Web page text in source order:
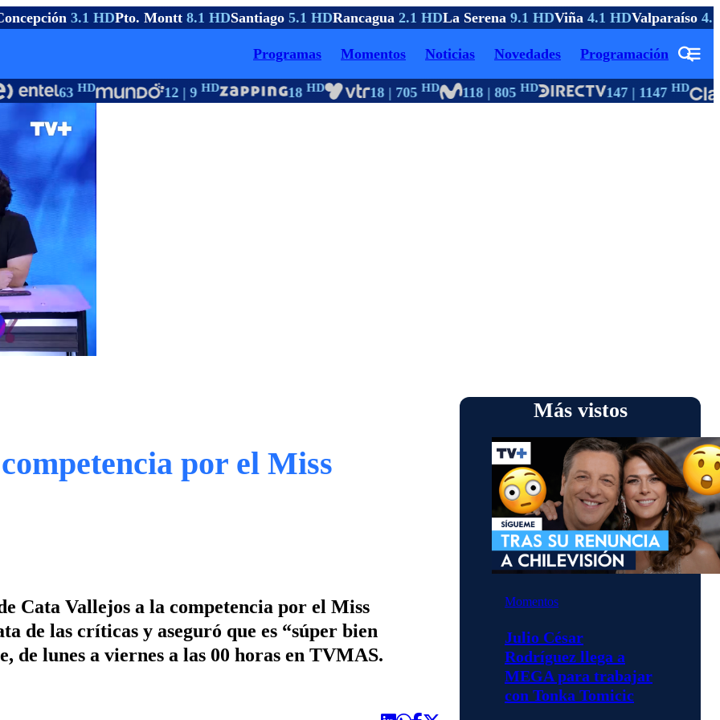
3.1 HDPto. Montt8.1 HDSantiago5.1 HDRancagua2.1 HDLa Serena9.1 HDViña4.1 HDValparaíso4.1
Programas Momentos Noticias Novedades Programación
63HD 12 | 9HD 18HD 18 | 705HD 118 | 805HD 147 | 1147HD
por el Miss
Cata Vallejos a la competencia por el Miss
de las críticas y aseguró que es “súper bien
de lunes a viernes a las 00 horas en TVMAS.
Más vistos
Momentos
Julio César
Rodríguez llega a
MEGA para trabajar
con Tonka Tomicic